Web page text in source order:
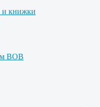
и книжки
ВОВ